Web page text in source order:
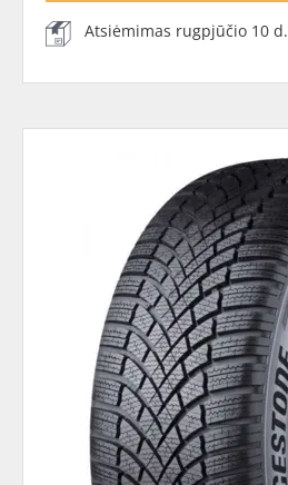
Atsiėmimas rugpjūčio 10 d.